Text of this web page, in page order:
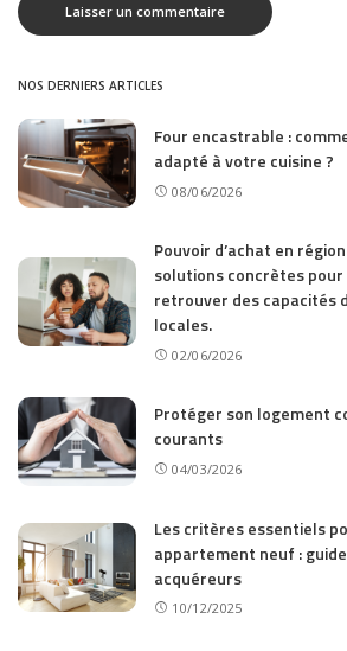
NOS DERNIERS ARTICLES
Four encastrable :
adapté à votre cuisine ?
08/06/2026
Pouvoir d’achat en
solutions concrètes
retrouver des capacités
locales.
02/06/2026
Protéger son logement
courants
04/03/2026
Les critères essentiels
appartement neuf :
acquéreurs
10/12/2025